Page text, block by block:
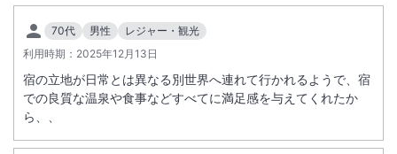
により変更となる場合があります。
70代 男性
レジャー・観光
利用時期： 2025年12月13日
宿の立地が日常とは異なる別世界へ連れて行かれるようで、宿
での良質な温泉や食事などすべてに満足感を与えてくれたか
ら、、